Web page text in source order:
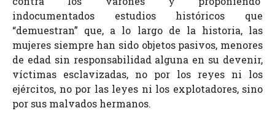
indocumentados estudios históricos que
“demuestran” que, a lo largo de la historia, las
mujeres siempre han sido objetos pasivos, menores
de edad sin responsabilidad alguna en su devenir,
víctimas esclavizadas, no por los reyes ni los
ejércitos, no por las leyes ni los explotadores, sino
por sus malvados hermanos.